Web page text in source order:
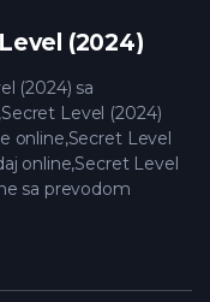
(2024)
(2024) sa
Level (2024)
online,Secret Level
online,Secret Level
sa prevodom